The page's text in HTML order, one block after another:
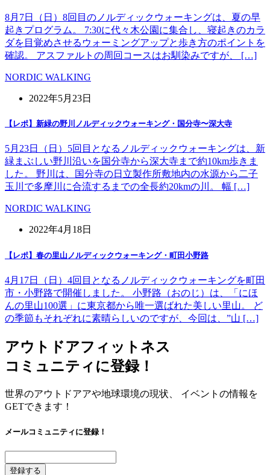
8月7日（日）8回目のノルディックウォーキングは、夏の早
起きプログラム。 7:30に代々木公園に集合し、寝起きのカラ
ダを目覚めさせるウォーミングアップと歩き方のポイントを
確認。 アスファルトの周回コースはお馴染みですが、 […]
NORDIC WALKING
2022年5月23日
【レポ】新緑の野川ノルディックウォーキング・国分寺〜深大寺
5月23日（日）5回目となるノルディックウォーキングは、新
緑まぶしい野川沿いを国分寺から深大寺まで約10km歩きま
した。 野川は、国分寺の日立製作所敷地内の水源から二子
玉川で多摩川に合流するまでの全長約20kmの川。 幅 […]
NORDIC WALKING
2022年4月18日
【レポ】春の里山ノルディックウォーキング・町田小野路
4月17日（日）4回目となるノルディックウォーキングを町田
市・小野路で開催しました。 小野路（おのじ）は、「にほ
んの里山100選」に東京都から唯一選ばれた美しい里山。 ど
の季節もそれぞれに素晴らしいのですが、今回は、”山 […]
アウトドアフィットネス
コミュニティに登録！
世界のアウトドアアや地球環境の現状、 イベントの情報を
GETできます！
メールコミュニティに登録！